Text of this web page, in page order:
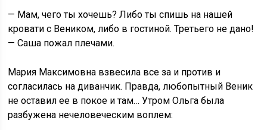
— Мам, чего ты хочешь? Либо ты спишь на нашей
кровати с Веником, либо в гостиной. Третьего не дано!
— Саша пожал плечами.
Мария Максимовна взвесила все за и против и
согласилась на диванчик. Правда, любопытный Веник
не оставил ее в покое и там… Утром Ольга была
разбужена нечеловеческим воплем: